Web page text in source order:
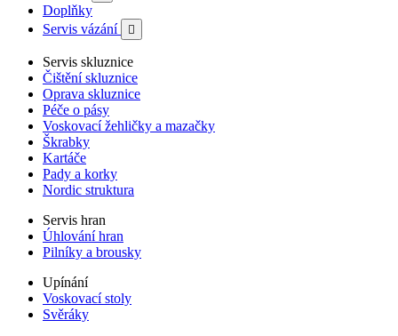
Doplňky
Servis vázání

Servis skluznice
Čištění skluznice
Oprava skluznice
Péče o pásy
Voskovací žehličky a mazačky
Škrabky
Kartáče
Pady a korky
Nordic struktura
Servis hran
Úhlování hran
Pilníky a brousky
Upínání
Voskovací stoly
Svěráky